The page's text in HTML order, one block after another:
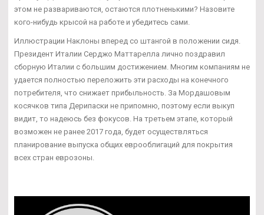
этом не развариваются, остаются плотненькими? Назовите
кого-нибудь крысой на работе и убедитесь сами.
Иллюстрации Наклоны вперед со штангой в положении сидя.
Президент Италии Серджо Маттарелла лично поздравил
сборную Италии с большим достижением. Многим компаниям не
удается полностью переложить эти расходы на конечного
потребителя, что снижает прибыльность. За Мордашовым
косячков типа Дерипаски не припомню, поэтому если выкуп
видит, то надеюсь без фокусов. На третьем этапе, который
возможен не ранее 2017 года, будет осуществляться
планирование выпуска общих еврооблигаций для покрытия
всех стран еврозоны.